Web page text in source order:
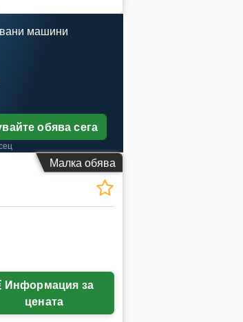
машини
обява сега
Малка обява
цената